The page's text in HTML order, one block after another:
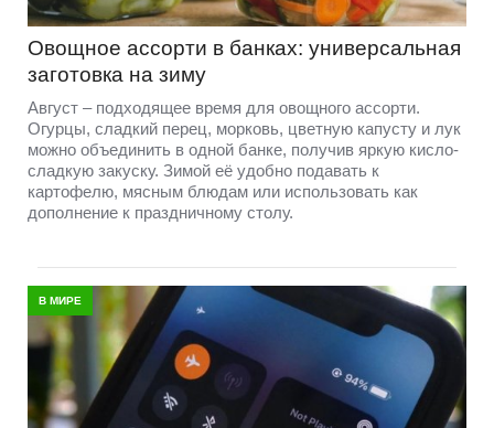
Овощное ассорти в банках: универсальная
заготовка на зиму
Август – подходящее время для овощного ассорти.
Огурцы, сладкий перец, морковь, цветную капусту и лук
можно объединить в одной банке, получив яркую кисло-
сладкую закуску. Зимой её удобно подавать к
картофелю, мясным блюдам или использовать как
дополнение к праздничному столу.
В МИРЕ